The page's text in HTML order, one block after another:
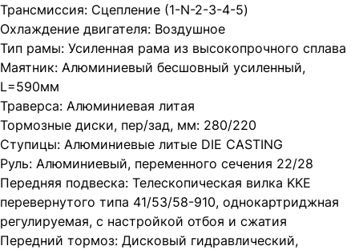
Трансмиссия: Сцепление (1-N-2-3-4-5)
Охлаждение двигателя: Воздушное
Тип рамы: Усиленная рама из высокопрочного сплава
Маятник: Алюминиевый бесшовный усиленный,
L=590мм
Траверса: Алюминиевая литая
Тормозные диски, пер/зад, мм: 280/220
Ступицы: Алюминиевые литые DIE CASTING
Руль: Алюминиевый, переменного сечения 22/28
Передняя подвеска: Телескопическая вилка KKE
перевернутого типа 41/53/58-910, однокартриджная
регулируемая, с настройкой отбоя и сжатия
Передний тормоз: Дисковый гидравлический,